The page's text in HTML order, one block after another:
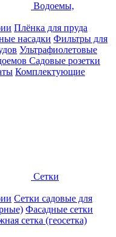
Водоемы,
Плёнка для пруда
насадки Фильтры для
Ультрафиолетовые
Садовые розетки
Комплектующие
Сетки
Сетки садовые для
Фасадные сетки
сетка (геосетка)